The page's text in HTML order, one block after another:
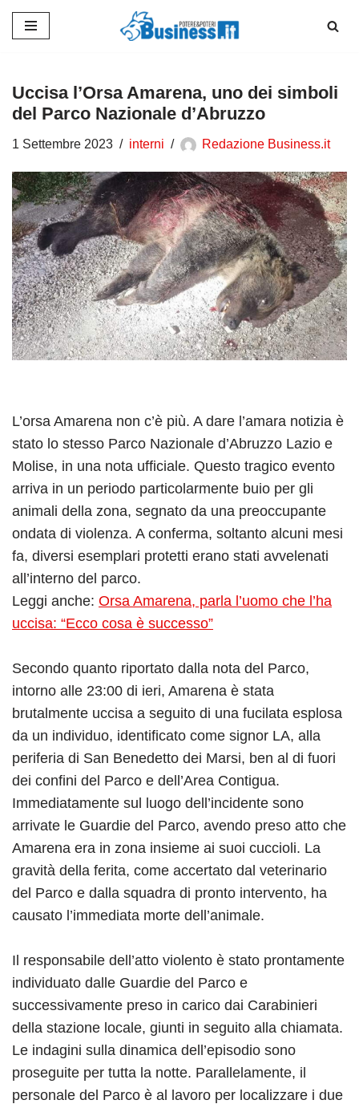
contenuto
Uccisa l’Orsa Amarena, uno dei simboli
del Parco Nazionale d’Abruzzo
1 Settembre 2023 interni Redazione Business.it
L’orsa Amarena non c’è più. A dare l’amara notizia è
stato lo stesso Parco Nazionale d’Abruzzo Lazio e
Molise, in una nota ufficiale. Questo tragico evento
arriva in un periodo particolarmente buio per gli
animali della zona, segnato da una preoccupante
ondata di violenza. A conferma, soltanto alcuni mesi
fa, diversi esemplari protetti erano stati avvelenati
all’interno del parco.
Leggi anche: Orsa Amarena, parla l’uomo che l’ha
uccisa: “Ecco cosa è successo”
Secondo quanto riportato dalla nota del Parco,
intorno alle 23:00 di ieri, Amarena è stata
brutalmente uccisa a seguito di una fucilata esplosa
da un individuo, identificato come signor LA, alla
periferia di San Benedetto dei Marsi, ben al di fuori
dei confini del Parco e dell’Area Contigua.
Immediatamente sul luogo dell’incidente sono
arrivate le Guardie del Parco, avendo preso atto che
Amarena era in zona insieme ai suoi cuccioli. La
gravità della ferita, come accertato dal veterinario
del Parco e dalla squadra di pronto intervento, ha
causato l’immediata morte dell’animale.
Il responsabile dell’atto violento è stato prontamente
individuato dalle Guardie del Parco e
successivamente preso in carico dai Carabinieri
della stazione locale, giunti in seguito alla chiamata.
Le indagini sulla dinamica dell’episodio sono
proseguite per tutta la notte. Parallelamente, il
personale del Parco è al lavoro per localizzare i due